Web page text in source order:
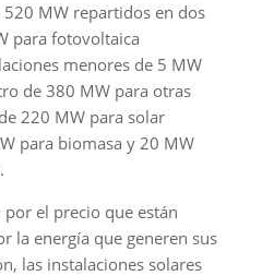
520 MW repartidos en dos
para fotovoltaica
menores de 5 MW
de 380 MW para otras
220 MW para solar
para biomasa y 20 MW
el precio que están
la energía que generen sus
las instalaciones solares